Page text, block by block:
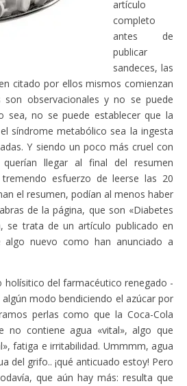
artículo
completo
antes de
publicar
sandeces, las
citado por ellos mismos comienzan
observacionales y no se puede
sea, no se puede establecer que la
síndrome metabólico sea la ingesta
Y siendo un poco más cruel con
llegar al final del resumen
esfuerzo de leerse las 20
el resumen, podían al menos haber
de la página, que son «Diabetes
se trata de un artículo publicado en
nuevo como han anunciado a
holísitico del farmacéutico renegado -
modo bendiciendo el azúcar por
perlas como que la Coca-Cola
no contiene agua «vital», algo que
fatiga e irritabilidad. Ummmm, agua
del grifo.. ¡qué anticuado estoy! Pero
que aún hay más: resulta que